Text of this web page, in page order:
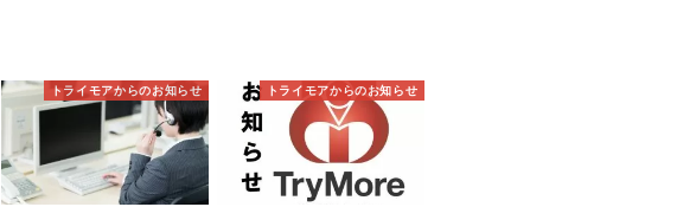
トライモアからのお知らせ トライモアからのお知らせ